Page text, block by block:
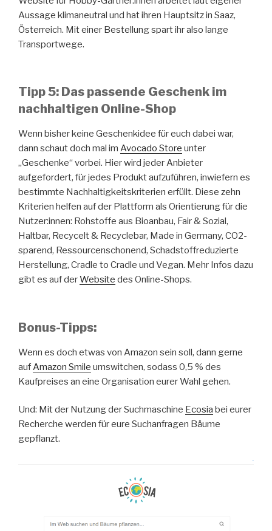
Aussage klimaneutral und hat ihren Hauptsitz in Saaz,
Österreich. Mit einer Bestellung spart ihr also lange
Transportwege.
Tipp 5: Das passende Geschenk im
nachhaltigen Online-Shop
Wenn bisher keine Geschenkidee für euch dabei war,
dann schaut doch mal im Avocado Store unter
„Geschenke“ vorbei. Hier wird jeder Anbieter
aufgefordert, für jedes Produkt aufzuführen, inwiefern es
bestimmte Nachhaltigkeitskriterien erfüllt. Diese zehn
Kriterien helfen auf der Plattform als Orientierung für die
Nutzer:innen: Rohstoffe aus Bioanbau, Fair & Sozial,
Haltbar, Recycelt & Recyclebar, Made in Germany, CO2-
sparend, Ressourcenschonend, Schadstoffreduzierte
Herstellung, Cradle to Cradle und Vegan. Mehr Infos dazu
gibt es auf derWebsite des Online-Shops.
Bonus-Tipps:
Wenn es doch etwas von Amazon sein soll, dann gerne
aufAmazon Smile umswitchen, sodass 0,5 % des
Kaufpreises an eine Organisation eurer Wahl gehen.
Und: Mit der Nutzung der Suchmaschine Ecosia bei eurer
Recherche werden für eure Suchanfragen Bäume
gepflanzt.